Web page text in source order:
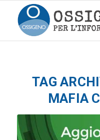
TAG
MAFIA